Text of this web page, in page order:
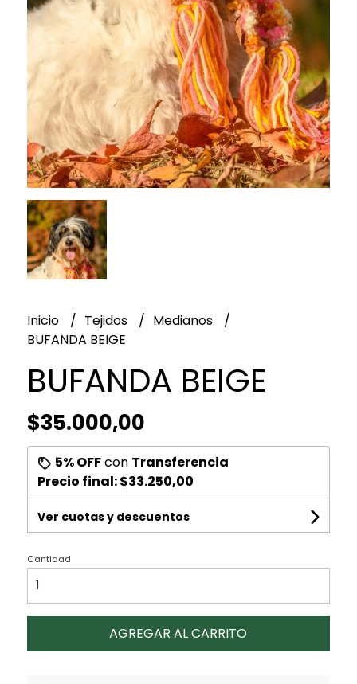
Inicio Tejidos
Medianos
BUFANDA BEIGE
BUFANDA BEIGE
$35.000,00
5% OFFcon Transferencia
Precio final:$33.250,00
Ver cuotas y descuentos
Cantidad
AGREGAR AL CARRITO